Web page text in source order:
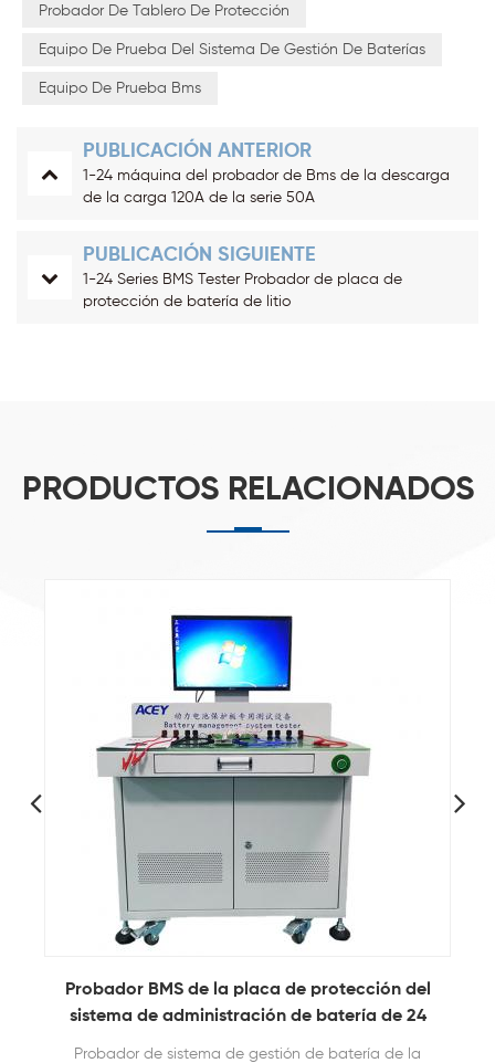
Probador De Tablero De Protección
Equipo De Prueba Del Sistema De Gestión De Baterías
Equipo De Prueba Bms
PUBLICACIÓN ANTERIOR
1-24 máquina del probador de Bms de la descarga
de la carga 120A de la serie 50A
PUBLICACIÓN SIGUIENTE
1-24 Series BMS Tester Probador de placa de
protección de batería de litio
PRODUCTOS RELACIONADOS
1-32 Series 500A Charge 800A Discharge
Battery Management System BMS Tester
ACEY-BP32-500A800A 1-32 Series BMS Tester is